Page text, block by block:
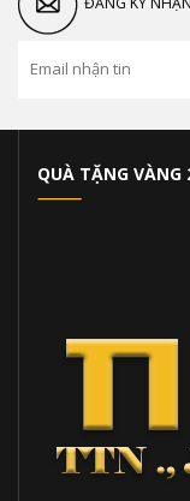
QUÀ TẶNG VÀNG